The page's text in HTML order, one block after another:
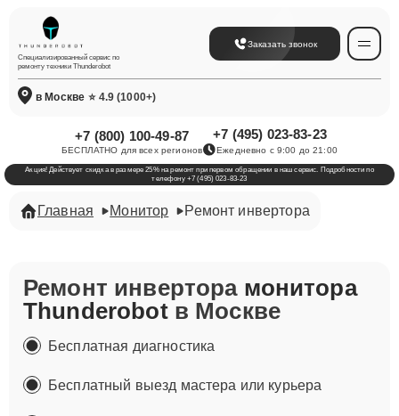
Специализированный сервис по
ремонту техники Thunderobot
Заказать звонок
в Москве ⭐ 4.9 (1000+)
+7 (800) 100-49-87
БЕСПЛАТНО для всех регионов
+7 (495) 023-83-23
Ежедневно с 9:00 до 21:00
Акция! Действует скидка в размере 25% на ремонт при первом обращении в наш сервис. Подробности по
телефону +7 (495) 023-83-23
Главная Монитор Ремонт инвертора
Ремонт инвертора монитора
Thunderobotв Москве
Бесплатная диагностика
Бесплатный выезд мастера или курьера